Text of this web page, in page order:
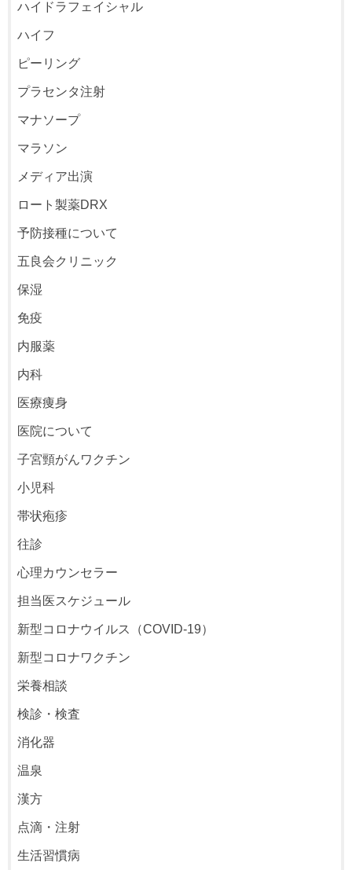
ハイドラフェイシャル
ハイフ
ピーリング
プラセンタ注射
マナソープ
マラソン
メディア出演
ロート製薬DRX
予防接種について
五良会クリニック
保湿
免疫
内服薬
内科
医療痩身
医院について
子宮頸がんワクチン
小児科
帯状疱疹
往診
心理カウンセラー
担当医スケジュール
新型コロナウイルス（COVID-19）
新型コロナワクチン
栄養相談
検診・検査
消化器
温泉
漢方
点滴・注射
生活習慣病